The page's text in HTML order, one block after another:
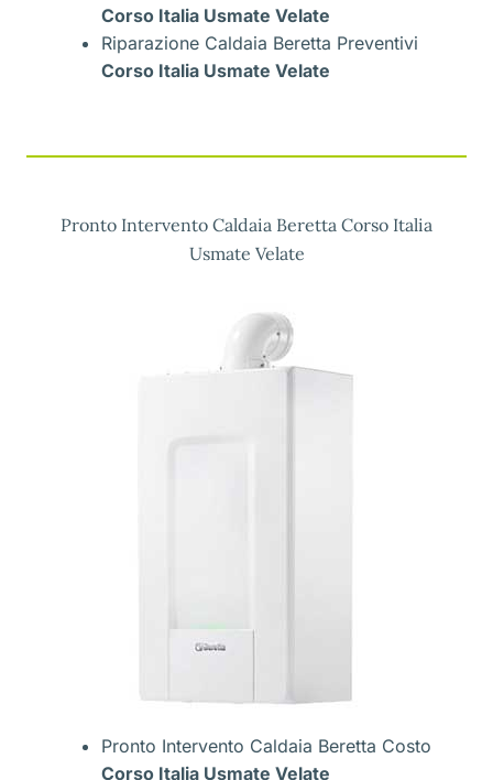
Corso Italia Usmate Velate
Riparazione Caldaia Beretta Preventivi
Corso Italia Usmate Velate
Pronto Intervento Caldaia Beretta Corso Italia
Usmate Velate
Pronto Intervento Caldaia Beretta Costo
Corso Italia Usmate Velate